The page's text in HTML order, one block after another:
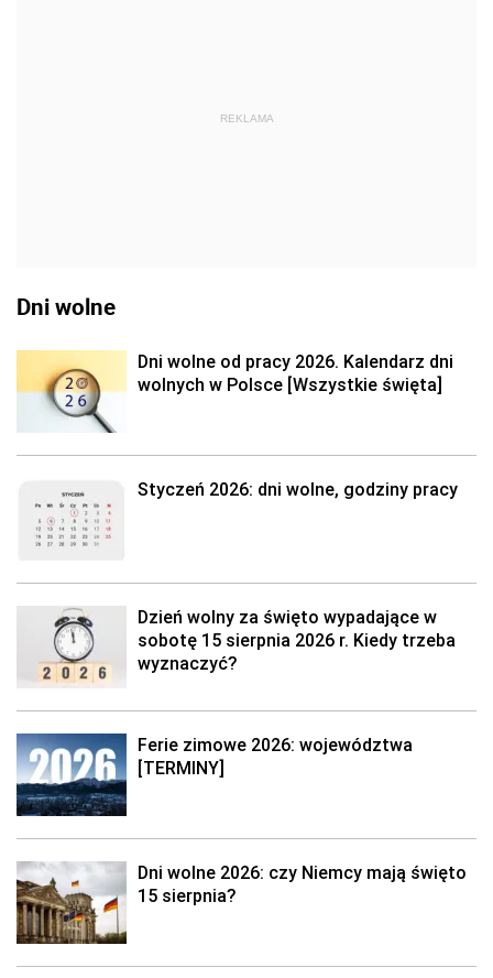
REKLAMA
Dni wolne
Dni wolne od pracy 2026. Kalendarz dni
wolnych w Polsce [Wszystkie święta]
Styczeń 2026: dni wolne, godziny pracy
Dzień wolny za święto wypadające w
sobotę 15 sierpnia 2026 r. Kiedy trzeba
wyznaczyć?
Ferie zimowe 2026: województwa
[TERMINY]
Dni wolne 2026: czy Niemcy mają święto
15 sierpnia?